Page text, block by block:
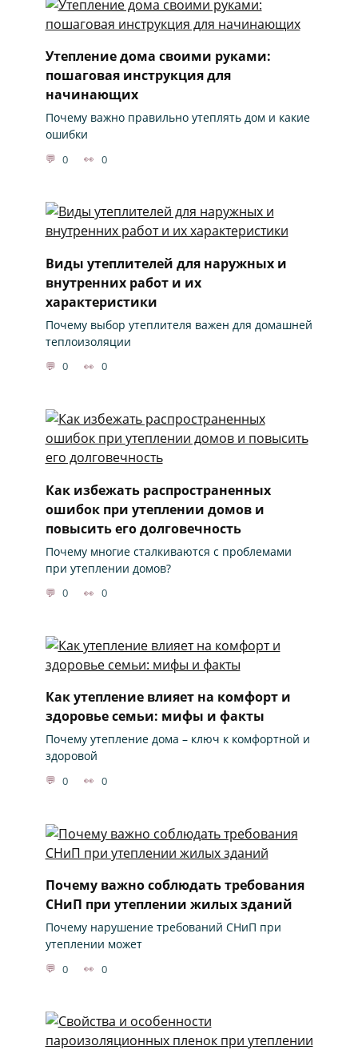
Утепление дома своими руками:
пошаговая инструкция для
начинающих
Почему важно правильно утеплять дом и какие
ошибки
0 0
Виды утеплителей для наружных и
внутренних работ и их
характеристики
Почему выбор утеплителя важен для домашней
теплоизоляции
0 0
Как избежать распространенных
ошибок при утеплении домов и
повысить его долговечность
Почему многие сталкиваются с проблемами
при утеплении домов?
0 0
Как утепление влияет на комфорт и
здоровье семьи: мифы и факты
Почему утепление дома – ключ к комфортной и
здоровой
0 0
Почему важно соблюдать требования
СНиП при утеплении жилых зданий
Почему нарушение требований СНиП при
утеплении может
0 0